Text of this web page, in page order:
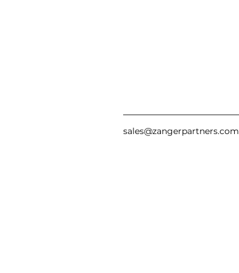
sales@zangerpartners.com